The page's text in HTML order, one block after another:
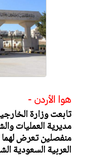
هوا الأردن -
تابعت وزارة
مديرية العمليات
منفصلين تعرض لهما
العربية السعودية